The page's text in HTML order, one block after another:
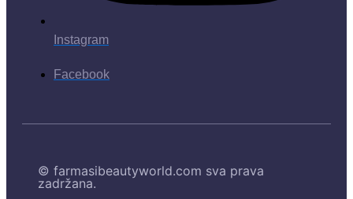
Instagram
Facebook
© farmasibeautyworld.com sva prava
zadržana.